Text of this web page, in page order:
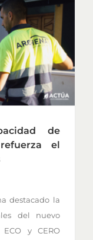
de
el
destacado la
del nuevo
y CERO